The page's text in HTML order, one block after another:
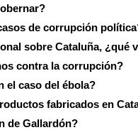
de corrupción
sobre Cataluña, ¿qué
contra la corrupción?
el caso del ébola?
fabricados en
de Gallardón?